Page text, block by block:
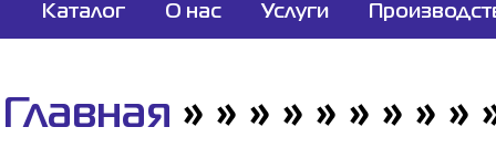
Каталог О нас Услуги
Главная » » » » » » » » »